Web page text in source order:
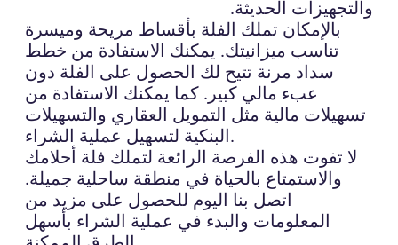
والتجهيزات الحديثة.
بالإمكان تملك الفلة بأقساط مريحة وميسرة
تناسب ميزانيتك. يمكنك الاستفادة من خطط
سداد مرنة تتيح لك الحصول على الفلة دون
عبء مالي كبير. كما يمكنك الاستفادة من
تسهيلات مالية مثل التمويل العقاري والتسهيلات
البنكية لتسهيل عملية الشراء.
لا تفوت هذه الفرصة الرائعة لتملك فلة أحلامك
والاستمتاع بالحياة في منطقة ساحلية جميلة.
اتصل بنا اليوم للحصول على مزيد من
المعلومات والبدء في عملية الشراء بأسهل